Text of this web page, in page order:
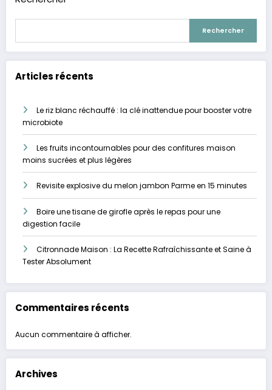
Rechercher
Articles récents
Le riz blanc réchauffé : la clé inattendue pour booster votre
microbiote
Les fruits incontournables pour des confitures maison
moins sucrées et plus légères
Revisite explosive du melon jambon Parme en 15 minutes
Boire une tisane de girofle après le repas pour une
digestion facile
Citronnade Maison : La Recette Rafraîchissante et Saine à
Tester Absolument
Commentaires récents
Aucun commentaire à afficher.
Archives